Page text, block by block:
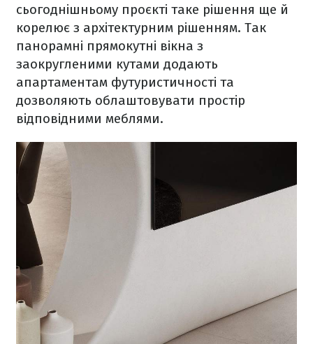
сьогоднішньому проєкті таке рішення ще й
корелює з архітектурним рішенням. Так
панорамні прямокутні вікна з
заокругленими кутами додають
апартаментам футуристичності та
дозволяють облаштовувати простір
відповідними меблями.